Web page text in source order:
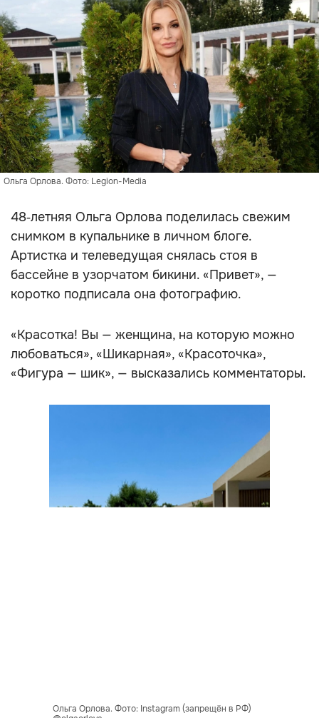
Ольга Орлова. Фото: Legion-Media
48‑летняя Ольга Орлова поделилась свежим
снимком в купальнике в личном блоге.
Артистка и телеведущая снялась стоя в
бассейне в узорчатом бикини. «Привет», —
коротко подписала она фотографию.
«Красотка! Вы — женщина, на которую можно
любоваться», «Шикарная», «Красоточка»,
«Фигура — шик», — высказались комментаторы.
Ольга Орлова. Фото: Instagram (запрещён в РФ)